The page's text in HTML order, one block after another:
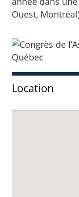
Ouest,
Sidebar
Location